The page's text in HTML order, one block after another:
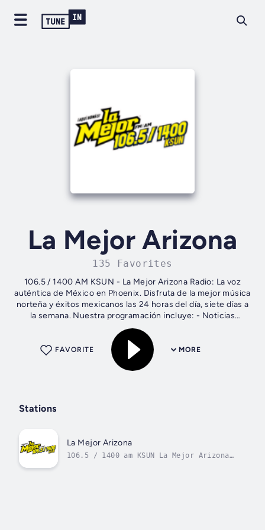
La Mejor Arizona
135 Favorites
106.5 / 1400 AM KSUN - La Mejor Arizona Radio: La voz
auténtica de México en Phoenix. Disfruta de la mejor música
norteña y éxitos mexicanos las 24 horas del día, siete días a
la semana. Nuestra programación incluye: - Noticias
actualizadas sobre...
MORE
FAVORITE
Stations
La Mejor Arizona
106.5 / 1400 am KSUN La Mejor Arizona